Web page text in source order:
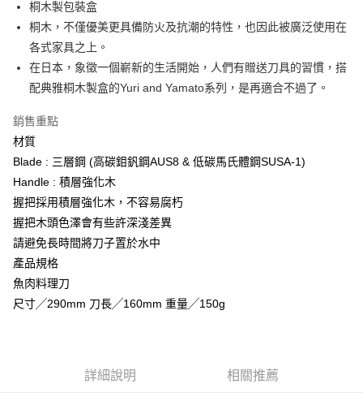
大哥付你分期
相關說明
【大哥付你分期使用說明】
1.本服務由台灣大哥大提供，台灣大哥大用戶可立即使用無須另外申請。
2.付款方式選擇「大哥付你分期」，訂單成立後會自動跳轉到大哥付的交易
流程，驗證手機門號後，選擇欲分期的期數、繳款截止日，確認付款後即完
3.實際核准額度、可分期數及費用金額請依後續交易確認頁面所載為準。
4.訂單成立30分鐘內，如未前往確認交易或遇審核未通過，訂單將自動取
消。如遇「轉專審核」未通過狀況，表示未達大哥付你分期系統評分，恕無
法說明評估內容。
【繳款方式說明】
醒簡訊。
2.透過簡訊連結打開帳單後，可選擇「超商條碼／台灣大直營門市／銀行轉
帳／街口支付／iPASS MONEY」等通路繳費。
【注意事項】
1.本服務係由「台灣大哥大股份有限公司」（以下簡稱本公司）所提供，讓
用戶於交易時，得透過本服務購買商品或服務，並由商店將買賣／分期付款
買賣價金債權讓與本公司後，依約使用本公司帳單繳交帳款。
3.完整用戶服務條款，請詳閱以下連結：
https://oppay.tw/userRule
AFTEE先享後付
相關說明
便利好安心！
１．簡單：不需註冊會員、不需綁卡、不需儲值。
２．便利：只要手機號碼，簡訊認證，即可結帳。
３．安心：先確認商品／服務後，再付款。
【「AFTEE先享後付」結帳流程】
１．於結帳方式選擇「AFTEE先享後付」後，將跳轉至「AFTEE先享後付」
結帳頁面，進行簡訊認證並確認金額後，即可完成結帳。
２．訂單成立數日內，您將收到繳費通知簡訊。
３．收到繳費通知簡訊後14天內，點擊此簡訊中的連結，可透過四大超商／
※ 請注意：結帳手續完成當下不需立刻繳費，但若您需要取消訂單，請聯絡
購買商品的店家。未經商家同意取消之訂單仍視為有效，需透過AFTEE先享
運送方式
志津匠-宅配
每筆NT$100，滿NT$2,000(含以上)免運費
桐木製包裝盒
桐木，不僅優美更具備防火及抗潮的特性，也因此被廣泛使用在
各式家具之上。
在日本，象徵一個嶄新的生活開始，人們有贈送刀具的習慣，搭
配典雅桐木製盒的Yuri and Yamato系列，是再適合不過了。
銷售重點
材質
Blade : 三層鋼 (高碳鉬釩鋼AUS8 & 低碳馬氏體鋼SUSA-1)
Handle : 積層強化木
握把採用積層強化木，不容易腐朽
握把木頭色澤會有些許深淺差異
請避免長時間將刀子置於水中
產品規格
魚肉料理刀
尺寸╱290mm 刀長╱160mm 重量╱150g
詳細說明 相關推薦